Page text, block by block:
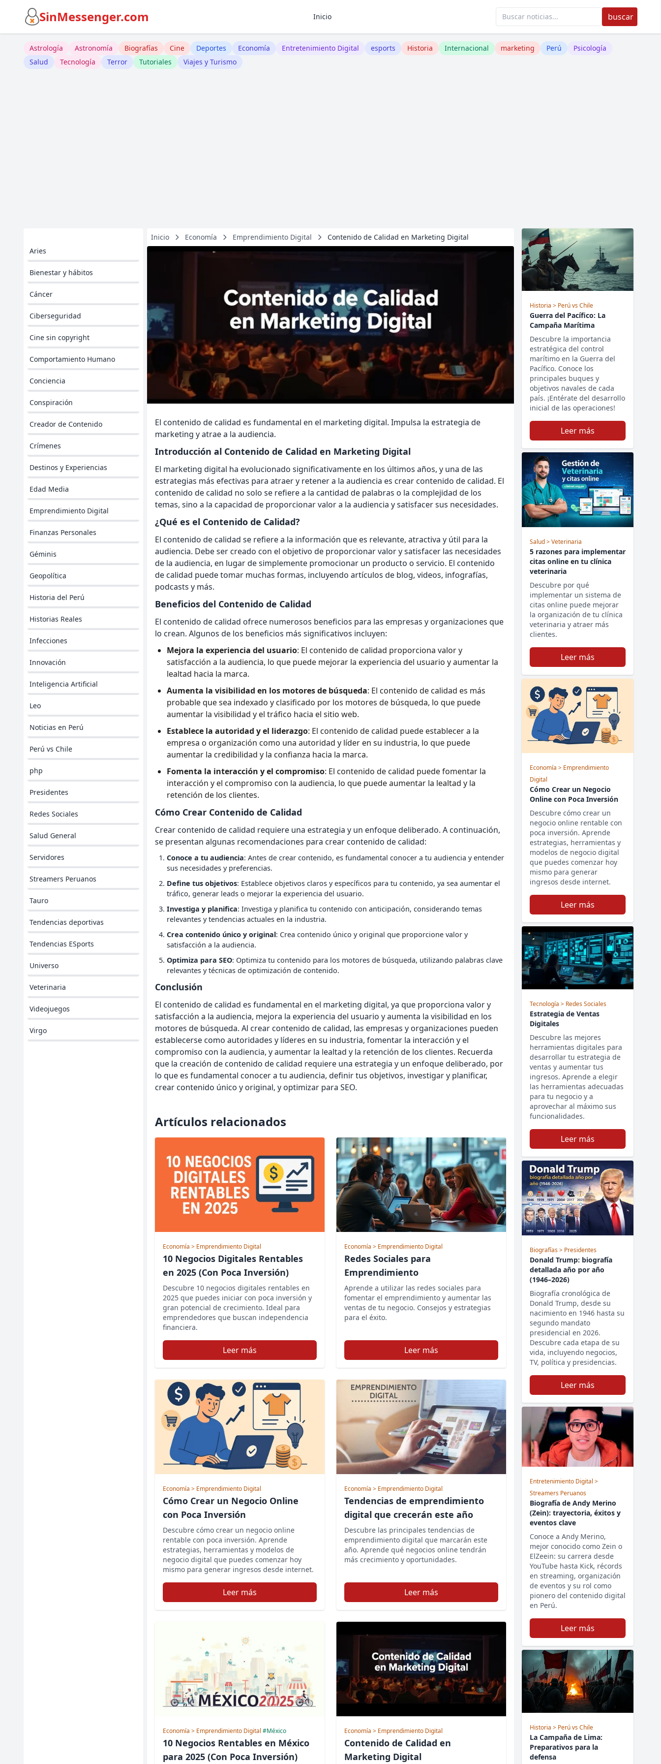
SinMessenger.com Inicio buscar
Astrología Astronomía Biografías Cine Deportes Economía Entretenimiento Digital esports Historia Internacional marketing Perú
Psicología
Salud
Tecnología Terror Tutoriales Viajes y Turismo
Aries
Bienestar y hábitos
Cáncer
Ciberseguridad
Cine sin copyright
Comportamiento Humano
Conciencia
Conspiración
Creador de Contenido
Crímenes
Destinos y Experiencias
Edad Media
Emprendimiento Digital
Finanzas Personales
Géminis
Geopolítica
Historia del Perú
Historias Reales
Infecciones
Innovación
Inteligencia Artificial
Leo
Noticias en Perú
Perú vs Chile
php
Presidentes
Redes Sociales
Salud General
Servidores
Streamers Peruanos
Tauro
Tendencias deportivas
Tendencias ESports
Universo
Veterinaria
Videojuegos
Virgo
Inicio Economía Emprendimiento Digital Contenido de Calidad en Marketing Digital
El contenido de calidad es fundamental en el marketing digital. Impulsa la estrategia de
marketing y atrae a la audiencia.
Introducción al Contenido de Calidad en Marketing Digital
El marketing digital ha evolucionado significativamente en los últimos años, y una de las
estrategias más efectivas para atraer y retener a la audiencia es crear contenido de calidad. El
contenido de calidad no solo se refiere a la cantidad de palabras o la complejidad de los
temas, sino a la capacidad de proporcionar valor a la audiencia y satisfacer sus necesidades.
¿Qué es el Contenido de Calidad?
El contenido de calidad se refiere a la información que es relevante, atractiva y útil para la
audiencia. Debe ser creado con el objetivo de proporcionar valor y satisfacer las necesidades
de la audiencia, en lugar de simplemente promocionar un producto o servicio. El contenido
de calidad puede tomar muchas formas, incluyendo artículos de blog, videos, infografías,
podcasts y más.
Beneficios del Contenido de Calidad
El contenido de calidad ofrece numerosos beneficios para las empresas y organizaciones que
lo crean. Algunos de los beneficios más significativos incluyen:
Mejora la experiencia del usuario: El contenido de calidad proporciona valor y
satisfacción a la audiencia, lo que puede mejorar la experiencia del usuario y aumentar la
lealtad hacia la marca.
Aumenta la visibilidad en los motores de búsqueda: El contenido de calidad es más
probable que sea indexado y clasificado por los motores de búsqueda, lo que puede
aumentar la visibilidad y el tráfico hacia el sitio web.
Establece la autoridad y el liderazgo: El contenido de calidad puede establecer a la
empresa o organización como una autoridad y líder en su industria, lo que puede
aumentar la credibilidad y la confianza hacia la marca.
Fomenta la interacción y el compromiso: El contenido de calidad puede fomentar la
interacción y el compromiso con la audiencia, lo que puede aumentar la lealtad y la
retención de los clientes.
Cómo Crear Contenido de Calidad
Crear contenido de calidad requiere una estrategia y un enfoque deliberado. A continuación,
se presentan algunas recomendaciones para crear contenido de calidad:
Conoce a tu audiencia: Antes de crear contenido, es fundamental conocer a tu audiencia y entender
sus necesidades y preferencias.
Define tus objetivos: Establece objetivos claros y específicos para tu contenido, ya sea aumentar el
tráfico, generar leads o mejorar la experiencia del usuario.
Investiga y planifica: Investiga y planifica tu contenido con anticipación, considerando temas
relevantes y tendencias actuales en la industria.
Crea contenido único y original: Crea contenido único y original que proporcione valor y
satisfacción a la audiencia.
Optimiza para SEO: Optimiza tu contenido para los motores de búsqueda, utilizando palabras clave
relevantes y técnicas de optimización de contenido.
Conclusión
El contenido de calidad es fundamental en el marketing digital, ya que proporciona valor y
satisfacción a la audiencia, mejora la experiencia del usuario y aumenta la visibilidad en los
motores de búsqueda. Al crear contenido de calidad, las empresas y organizaciones pueden
establecerse como autoridades y líderes en su industria, fomentar la interacción y el
compromiso con la audiencia, y aumentar la lealtad y la retención de los clientes. Recuerda
que la creación de contenido de calidad requiere una estrategia y un enfoque deliberado, por
lo que es fundamental conocer a tu audiencia, definir tus objetivos, investigar y planificar,
crear contenido único y original, y optimizar para SEO.
Artículos relacionados
Economía> Emprendimiento Digital
10 Negocios Digitales Rentables
en 2025 (Con Poca Inversión)
Descubre 10 negocios digitales rentables en
2025 que puedes iniciar con poca inversión y
gran potencial de crecimiento. Ideal para
emprendedores que buscan independencia
financiera.
Leer más
Economía > Emprendimiento Digital
Redes Sociales para
Emprendimiento
Aprende a utilizar las redes sociales para
fomentar el emprendimiento y aumentar las
ventas de tu negocio. Consejos y estrategias
para el éxito.
Leer más
Economía> Emprendimiento Digital
Cómo Crear un Negocio Online
con Poca Inversión
Descubre cómo crear un negocio online
rentable con poca inversión. Aprende
estrategias, herramientas y modelos de
negocio digital que puedes comenzar hoy
mismo para generar ingresos desde internet.
Leer más
Economía > Emprendimiento Digital
Tendencias de emprendimiento
digital que crecerán este año
Descubre las principales tendencias de
emprendimiento digital que marcarán este
año. Aprende qué negocios online tendrán
más crecimiento y oportunidades.
Leer más
Economía> Emprendimiento Digital #México
10 Negocios Rentables en México
para 2025 (Con Poca Inversión)
Economía > Emprendimiento Digital
Contenido de Calidad en
Marketing Digital
Historia > Perú vs Chile
Guerra del Pacífico: La
Campaña Marítima
Descubre la importancia
estratégica del control
marítimo en la Guerra del
Pacífico. Conoce los
principales buques y
objetivos navales de cada
país. ¡Entérate del desarrollo
inicial de las operaciones!
Leer más
Salud> Veterinaria
5 razones para implementar
citas online en tu clínica
veterinaria
Descubre por qué
implementar un sistema de
citas online puede mejorar
la organización de tu clínica
veterinaria y atraer más
clientes.
Leer más
Economía > Emprendimiento
Digital
Cómo Crear un Negocio
Online con Poca Inversión
Descubre cómo crear un
negocio online rentable con
poca inversión. Aprende
estrategias, herramientas y
modelos de negocio digital
que puedes comenzar hoy
mismo para generar
ingresos desde internet.
Leer más
Tecnología > Redes Sociales
Estrategia de Ventas
Digitales
Descubre las mejores
herramientas digitales para
desarrollar tu estrategia de
ventas y aumentar tus
ingresos. Aprende a elegir
las herramientas adecuadas
para tu negocio y a
aprovechar al máximo sus
funcionalidades.
Leer más
Biografías> Presidentes
Donald Trump: biografía
detallada año por año
(1946–2026)
Biografía cronológica de
Donald Trump, desde su
nacimiento en 1946 hasta su
segundo mandato
presidencial en 2026.
Descubre cada etapa de su
vida, incluyendo negocios,
TV, política y presidencias.
Leer más
Entretenimiento Digital >
Streamers Peruanos
Biografía de Andy Merino
(Zein): trayectoria, éxitos y
eventos clave
Conoce a Andy Merino,
mejor conocido como Zein o
ElZeein: su carrera desde
YouTube hasta Kick, récords
en streaming, organización
de eventos y su rol como
pionero del contenido digital
en Perú.
Leer más
Historia > Perú vs Chile
La Campaña de Lima:
Preparativos para la
defensa